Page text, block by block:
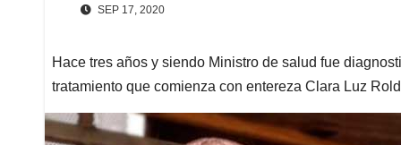
SEP 17, 2020
Hace tres años y siendo Ministro de salud fue
tratamiento que comienza con entereza Clara Luz